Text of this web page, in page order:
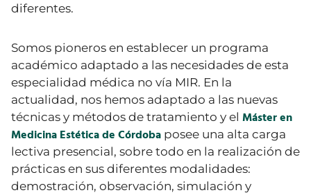
diferentes.
Somos pioneros en establecer un programa
académico adaptado a las necesidades de esta
especialidad médica no vía MIR. En la
actualidad, nos hemos adaptado a las nuevas
técnicas y métodos de tratamiento y el Máster en
Medicina Estética de Córdoba posee una alta carga
lectiva presencial, sobre todo en la realización de
prácticas en sus diferentes modalidades:
demostración, observación, simulación y